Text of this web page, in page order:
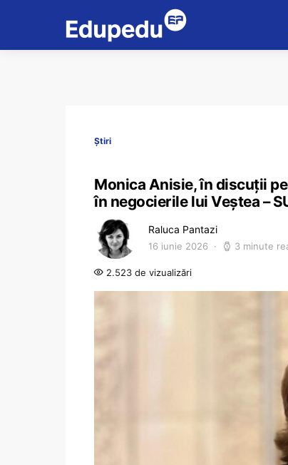
Știri
Monica Anisie, în discuții
în negocierile lui Veștea –
Raluca Pantazi
16 iunie 2026 3 minute
2.523 de vizualizări